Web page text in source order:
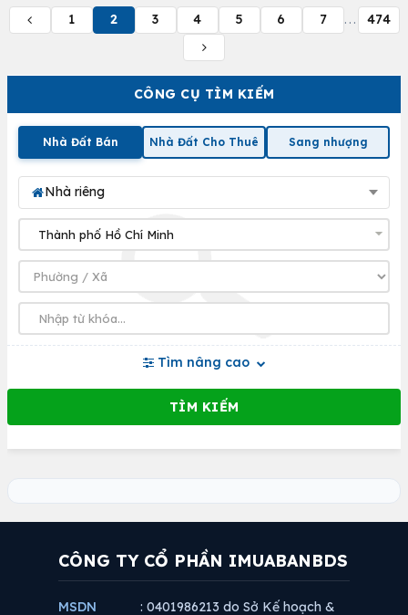
CÔNG CỤ TÌM KIẾM
Nhà Đất Bán Nhà Đất Cho Thuê Sang nhượng
Nhà riêng
Tìm nâng cao
1 2 3 4 5 6 7 ... 474
CÔNG TY CỔ PHẦN IMUABANBDS
MSDN : 0401986213 do Sở Kế hoạch &